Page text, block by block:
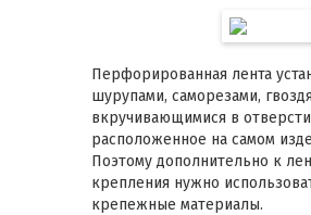
Перфорированная лента
шурупами, саморезами,
вкручивающимися в
расположенное на самом
Поэтому дополнительно к
крепления нужно
крепежные материалы.